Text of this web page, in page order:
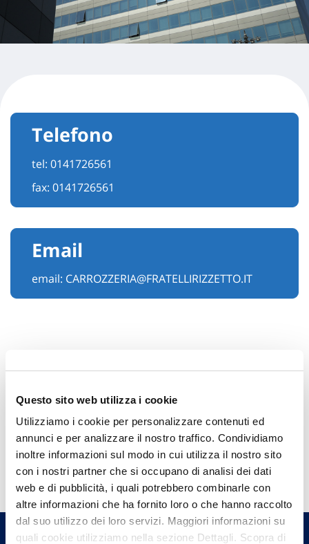
Questo sito web utilizza i cookie
Utilizziamo i cookie per personalizzare contenuti ed
annunci e per analizzare il nostro traffico. Condividiamo
inoltre informazioni sul modo in cui utilizza il nostro sito
con i nostri partner che si occupano di analisi dei dati
web e di pubblicità, i quali potrebbero combinarle con
altre informazioni che ha fornito loro o che hanno raccolto
dal suo utilizzo dei loro servizi. Maggiori informazioni su
quali cookie utilizziamo nella sezione Dettagli. Scopra di
Telefono
tel: 0141726561
fax: 0141726561
Email
email: CARROZZERIA@FRATELLIRIZZETTO.IT
Hai bisogno di
informazioni?
Trova l'Agenzia più vicina a te e parla con
un nostro Agente.